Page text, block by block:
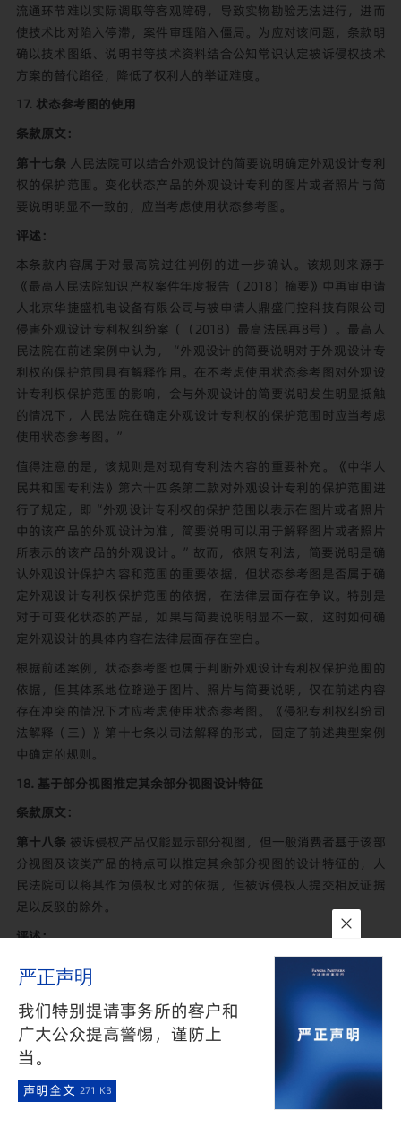
流通环节难以实际调取等客观障碍，导致实物勘验无法进行，进而
使技术比对陷入停滞，案件审理陷入僵局。为应对该问题，条款明
确以技术图纸、说明书等技术资料结合公知常识认定被诉侵权技术
方案的替代路径，降低了权利人的举证难度。
17. 状态参考图的使用
条款原文：
第十七条人民法院可以结合外观设计的简要说明确定外观设计专利
权的保护范围。变化状态产品的外观设计专利的图片或者照片与简
要说明明显不一致的，应当考虑使用状态参考图。
评述：
本条款内容属于对最高院过往判例的进一步确认。该规则来源于
《最高人民法院知识产权案件年度报告（2018）摘要》中再审申请
人北京华捷盛机电设备有限公司与被申请人鼎盛门控科技有限公司
侵害外观设计专利权纠纷案（（2018）最高法民再8号）。最高人
民法院在前述案例中认为，“外观设计的简要说明对于外观设计专
利权的保护范围具有解释作用。在不考虑使用状态参考图对外观设
计专利权保护范围的影响，会与外观设计的简要说明发生明显抵触
的情况下，人民法院在确定外观设计专利权的保护范围时应当考虑
使用状态参考图。”
值得注意的是，该规则是对现有专利法内容的重要补充。《中华人
民共和国专利法》第六十四条第二款对外观设计专利的保护范围进
行了规定，即“外观设计专利权的保护范围以表示在图片或者照片
中的该产品的外观设计为准，简要说明可以用于解释图片或者照片
所表示的该产品的外观设计。”故而，依照专利法，简要说明是确
认外观设计保护内容和范围的重要依据，但状态参考图是否属于确
定外观设计专利权保护范围的依据，在法律层面存在争议。特别是
对于可变化状态的产品，如果与简要说明明显不一致，这时如何确
定外观设计的具体内容在法律层面存在空白。
根据前述案例，状态参考图也属于判断外观设计专利权保护范围的
依据，但其体系地位略逊于图片、照片与简要说明，仅在前述内容
存在冲突的情况下才应考虑使用状态参考图。《侵犯专利权纠纷司
法解释（三）》第十七条以司法解释的形式，固定了前述典型案例
中确定的规则。
18. 基于部分视图推定其余部分视图设计特征
条款原文：
第十八条被诉侵权产品仅能显示部分视图，但一般消费者基于该部
分视图及该类产品的特点可以推定其余部分视图的设计特征的，人
民法院可以将其作为侵权比对的依据，但被诉侵权人提交相反证据
足以反驳的除外。
评述：
一般消费者是外观设计侵权案件中的重要概念之一，几乎每年都有
与之相关的典型案例。《最高人民法院关于审理侵犯专利权纠纷案
件应用法律若干问题的解释》第十条规定，“人民法院应当以外观
设计专利产品的一般消费者的知识水平和认知能力，判断外观设计
是否相同或者近似。”《侵犯专利权纠纷司法解释（三）》即是在
此条的基础上对一般消费者的认知水平和认知能力进行了进一步的
解释。
严正声明
我们特别提请事务所的客户和
广大公众提高警惕，谨防上
当。
声明全文 271 KB